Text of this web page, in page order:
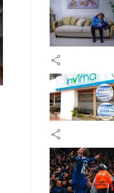
share
share